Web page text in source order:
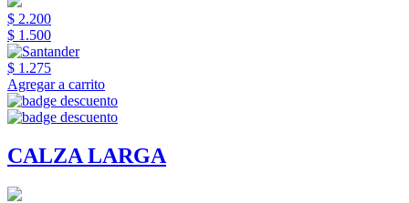
$ 2.200
$ 1.500
$ 1.275
Agregar a carrito
CALZA LARGA